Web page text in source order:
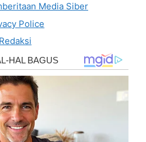
Media Siber
Police
Redaksi